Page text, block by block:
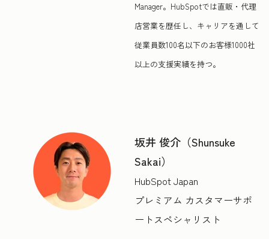
Manager。HubSpotでは直販・代理
店営業を歴任し、キャリアを通して
従業員数100名以下のお客様1000社
以上の支援実績を持つ。
坂井 俊介（Shunsuke
Sakai）
HubSpot Japan
プレミアム カスタマーサポ
ートスペシャリスト